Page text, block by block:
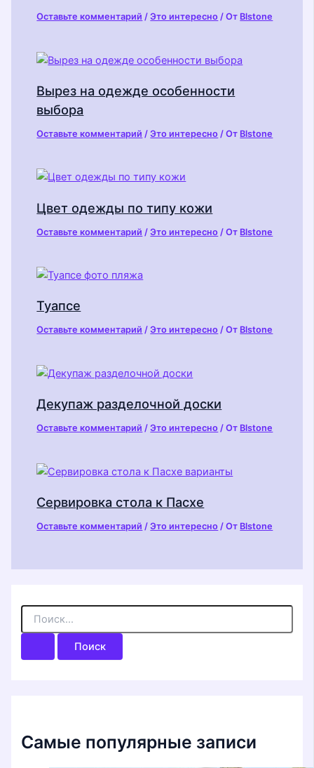
Оставьте комментарий /Это интересно / От Blstone
Вырез на одежде особенности
выбора
Оставьте комментарий /Это интересно / От Blstone
Цвет одежды по типу кожи
Оставьте комментарий /Это интересно / От Blstone
Туапсе
Оставьте комментарий /Это интересно / От Blstone
Декупаж разделочной доски
Оставьте комментарий /Это интересно / От Blstone
Сервировка стола к Пасхе
Оставьте комментарий /Это интересно / От Blstone
П
и
Самые популярные записи